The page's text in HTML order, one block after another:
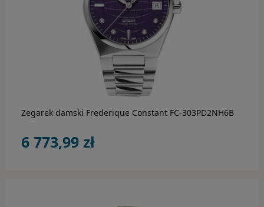
Morellato
Michael Kors
Marc Malone
Luminox
Lacoste
Zegarek damski Frederique Constant FC-303PD2NH6B
6 773,99 zł
do koszyka